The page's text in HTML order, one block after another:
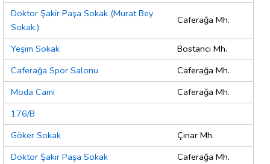
Doktor Şakir Paşa Sokak (Murat Bey
Sokak.)
Caferağa Mh.
Yeşim Sokak
Bostancı Mh.
Caferağa Spor Salonu
Caferağa Mh.
Moda Cami
Caferağa Mh.
176/B
Göker Sokak
Çınar Mh.
Doktor Şakir Paşa Sokak
Caferağa Mh.